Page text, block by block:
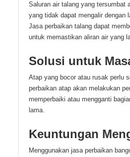
Saluran air talang yang tersumbat
yang tidak dapat mengalir dengan
Jasa perbaikan talang dapat
untuk memastikan aliran air yang
Solusi untuk
Atap yang bocor atau rusak perlu
perbaikan atap akan melakukan
memperbaiki atau mengganti
lama.
Keuntungan
Menggunakan jasa perbaikan